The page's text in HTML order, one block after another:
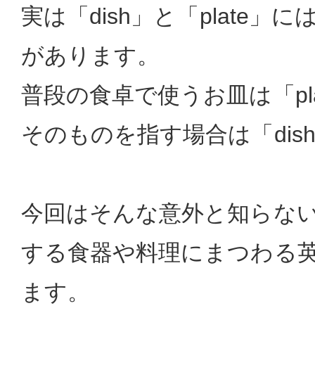
実は「dish」と「plate」に
があります。
普段の食卓で使うお皿は「
そのものを指す場合は「
今回はそんな意外と知らな
する食器や料理にまつわる
ます。